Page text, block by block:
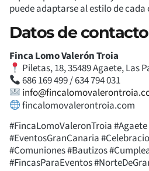
puede adaptarse al estilo de cada
Datos de contacto
Finca Lomo Valerón Troia
Piletas, 18, 35489 Agaete, Las
686 169 499 / 634 794 031
fincalomovalerontroia.com
#FincaLomoValeronTroia
#EventosGranCanaria
#Comuniones #Bautizos
#FincasParaEventos